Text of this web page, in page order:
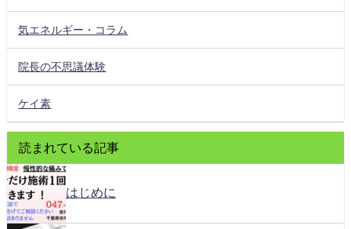
気エネルギー・コラム
院長の不思議体験
ケイ素
読まれている記事
はじめに